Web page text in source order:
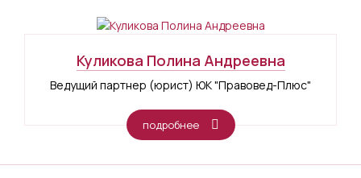
Куликова Полина Андреевна
Ведущий партнер (юрист) ЮК "Правовед-Плюс"
подробнее